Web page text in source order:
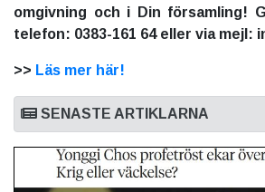
omgivning och i Din församling!
telefon: 0383-161 64 eller via mejl:
>> Läs mer här!
SENASTE ARTIKLARNA